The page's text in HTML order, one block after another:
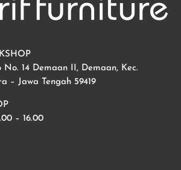
14 Demaan II, Demaan, Kec.
– Jawa Tengah 59419
– 16.00